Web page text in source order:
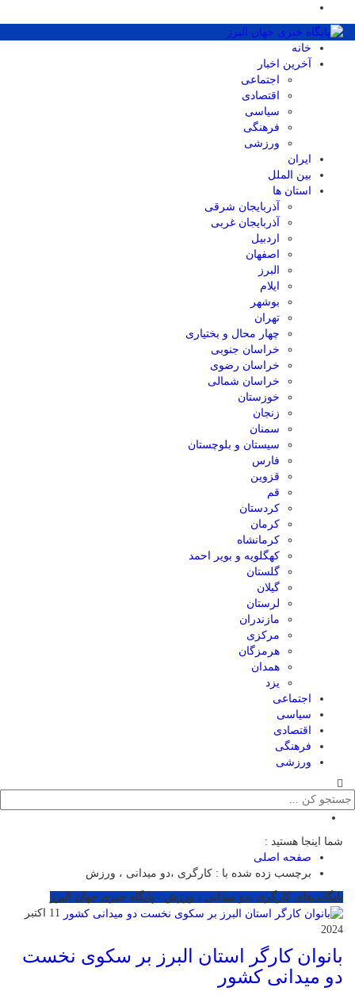
خانه
آخرین اخبار
اجتماعی
اقتصادی
سیاسی
فرهنگی
ورزشی
ایران
بین الملل
استان ها
آذربایجان شرقی
آذربایجان غربی
اردبیل
اصفهان
البرز
ایلام
بوشهر
تهران
چهار محال و بختیاری
خراسان جنوبی
خراسان رضوی
خراسان شمالی
خوزستان
زنجان
سمنان
سیستان و بلوچستان
فارس
قزوین
قم
کردستان
کرمان
کرمانشاه
کهگلویه و بویر احمد
گلستان
گیلان
لرستان
مازندران
مرکزی
هرمزگان
همدان
یزد
اجتماعی
سیاسی
اقتصادی
فرهنگی
ورزشی
شما اینجا هستید :
صفحه اصلی
برچسب زده شده با : کارگری ،دو میدانی ، ورزش
بایگانی‌های کارگری ،دو میدانی ، ورزش - پایگاه خبری جهان البرز
11 اکتبر
2024
بانوان کارگر استان البرز بر سکوی نخست
دو میدانی کشور